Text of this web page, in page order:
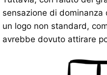
sensazione di dominanza
un logo non standard,
avrebbe dovuto attirare